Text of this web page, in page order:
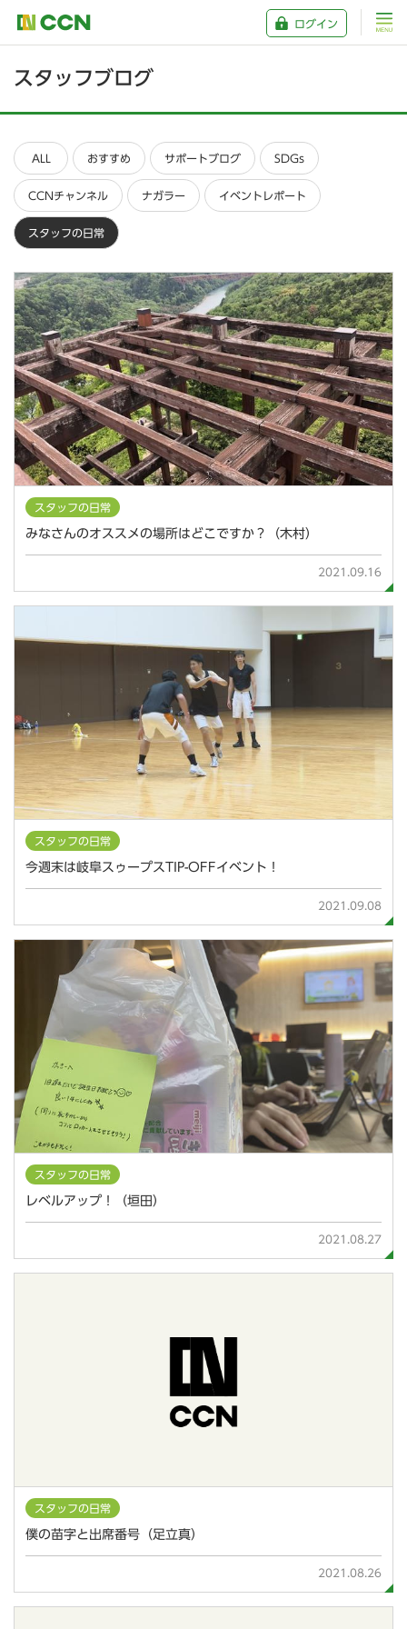
ログイン
スタッフブログ
ALL おすすめ サポートブログ SDGs
CCNチャンネル ナガラー イベントレポート
スタッフの日常
スタッフの日常
みなさんのオススメの場所はどこですか？（木村）
2021.09.16
スタッフの日常
今週末は岐阜スゥープスTIP-OFFイベント！
2021.09.08
スタッフの日常
レベルアップ！（垣田）
2021.08.27
スタッフの日常
僕の苗字と出席番号（足立真）
2021.08.26